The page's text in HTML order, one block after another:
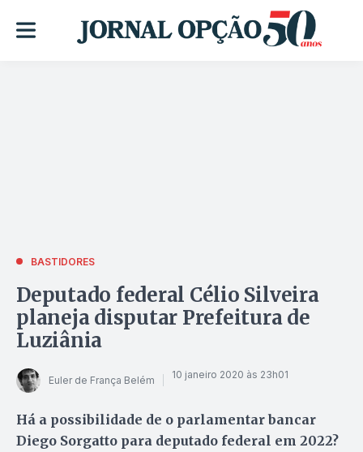
BASTIDORES
Deputado federal Célio Silveira
planeja disputar Prefeitura de
Luziânia
Euler de França Belém 10 janeiro 2020 às 23h01
Há a possibilidade de o parlamentar bancar
Diego Sorgatto para deputado federal em 2022?